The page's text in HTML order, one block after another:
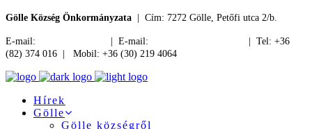
Gölle Község Önkormányzata | Cím: 7272 Gölle, Petőfi utca 2/b.
E-mail: | E-mail:
| Tel: +36
(82) 374 016 | Mobil: +36 (30) 219 4064
Hírek
Gölle
Gölle községről